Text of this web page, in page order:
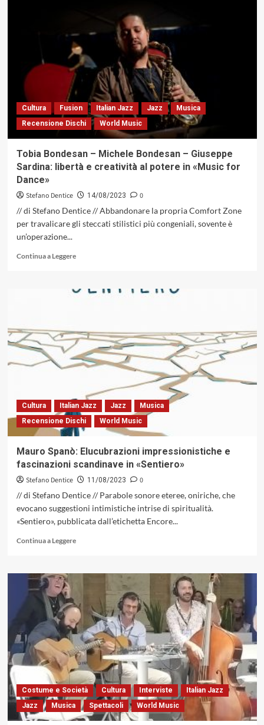
Cultura Fusion Italian Jazz Jazz
Musica
Recensione Dischi
World Music
Tobia Bondesan – Michele Bondesan – Giuseppe
Sardina: libertà e creatività al potere in «Music for
Dance»
Stefano Dentice 14/08/2023
0
// di Stefano Dentice // Abbandonare la propria Comfort Zone
per travalicare gli steccati stilistici più congeniali, sovente è
un’operazione...
Continua a LeggereLeggi
su
Michele
Bondesan
–
Giuseppe
e
creatività
al
potere
«Music
for
Dance»
Cultura Italian Jazz Jazz
Musica
Recensione Dischi
World Music
Mauro Spanò: Elucubrazioni impressionistiche e
fascinazioni scandinave in «Sentiero»
Stefano Dentice 11/08/2023
0
// di Stefano Dentice // Parabole sonore eteree, oniriche, che
evocano suggestioni intimistiche intrise di spiritualità.
«Sentiero», pubblicata dall’etichetta Encore...
Continua a LeggereLeggi
su
Elucubrazioni
impressionistiche
e
fascinazioni
scandinave
in
«Sentiero»
Costume e Società Cultura Interviste
Italian Jazz
Jazz
Musica Spettacoli World Music